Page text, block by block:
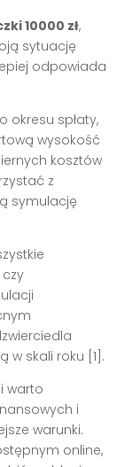
10000 zł,
sytuację
odpowiada
okresu spłaty,
wysokość
kosztów
z
symulację
w skali roku [1].
warto
i
warunki.
online,